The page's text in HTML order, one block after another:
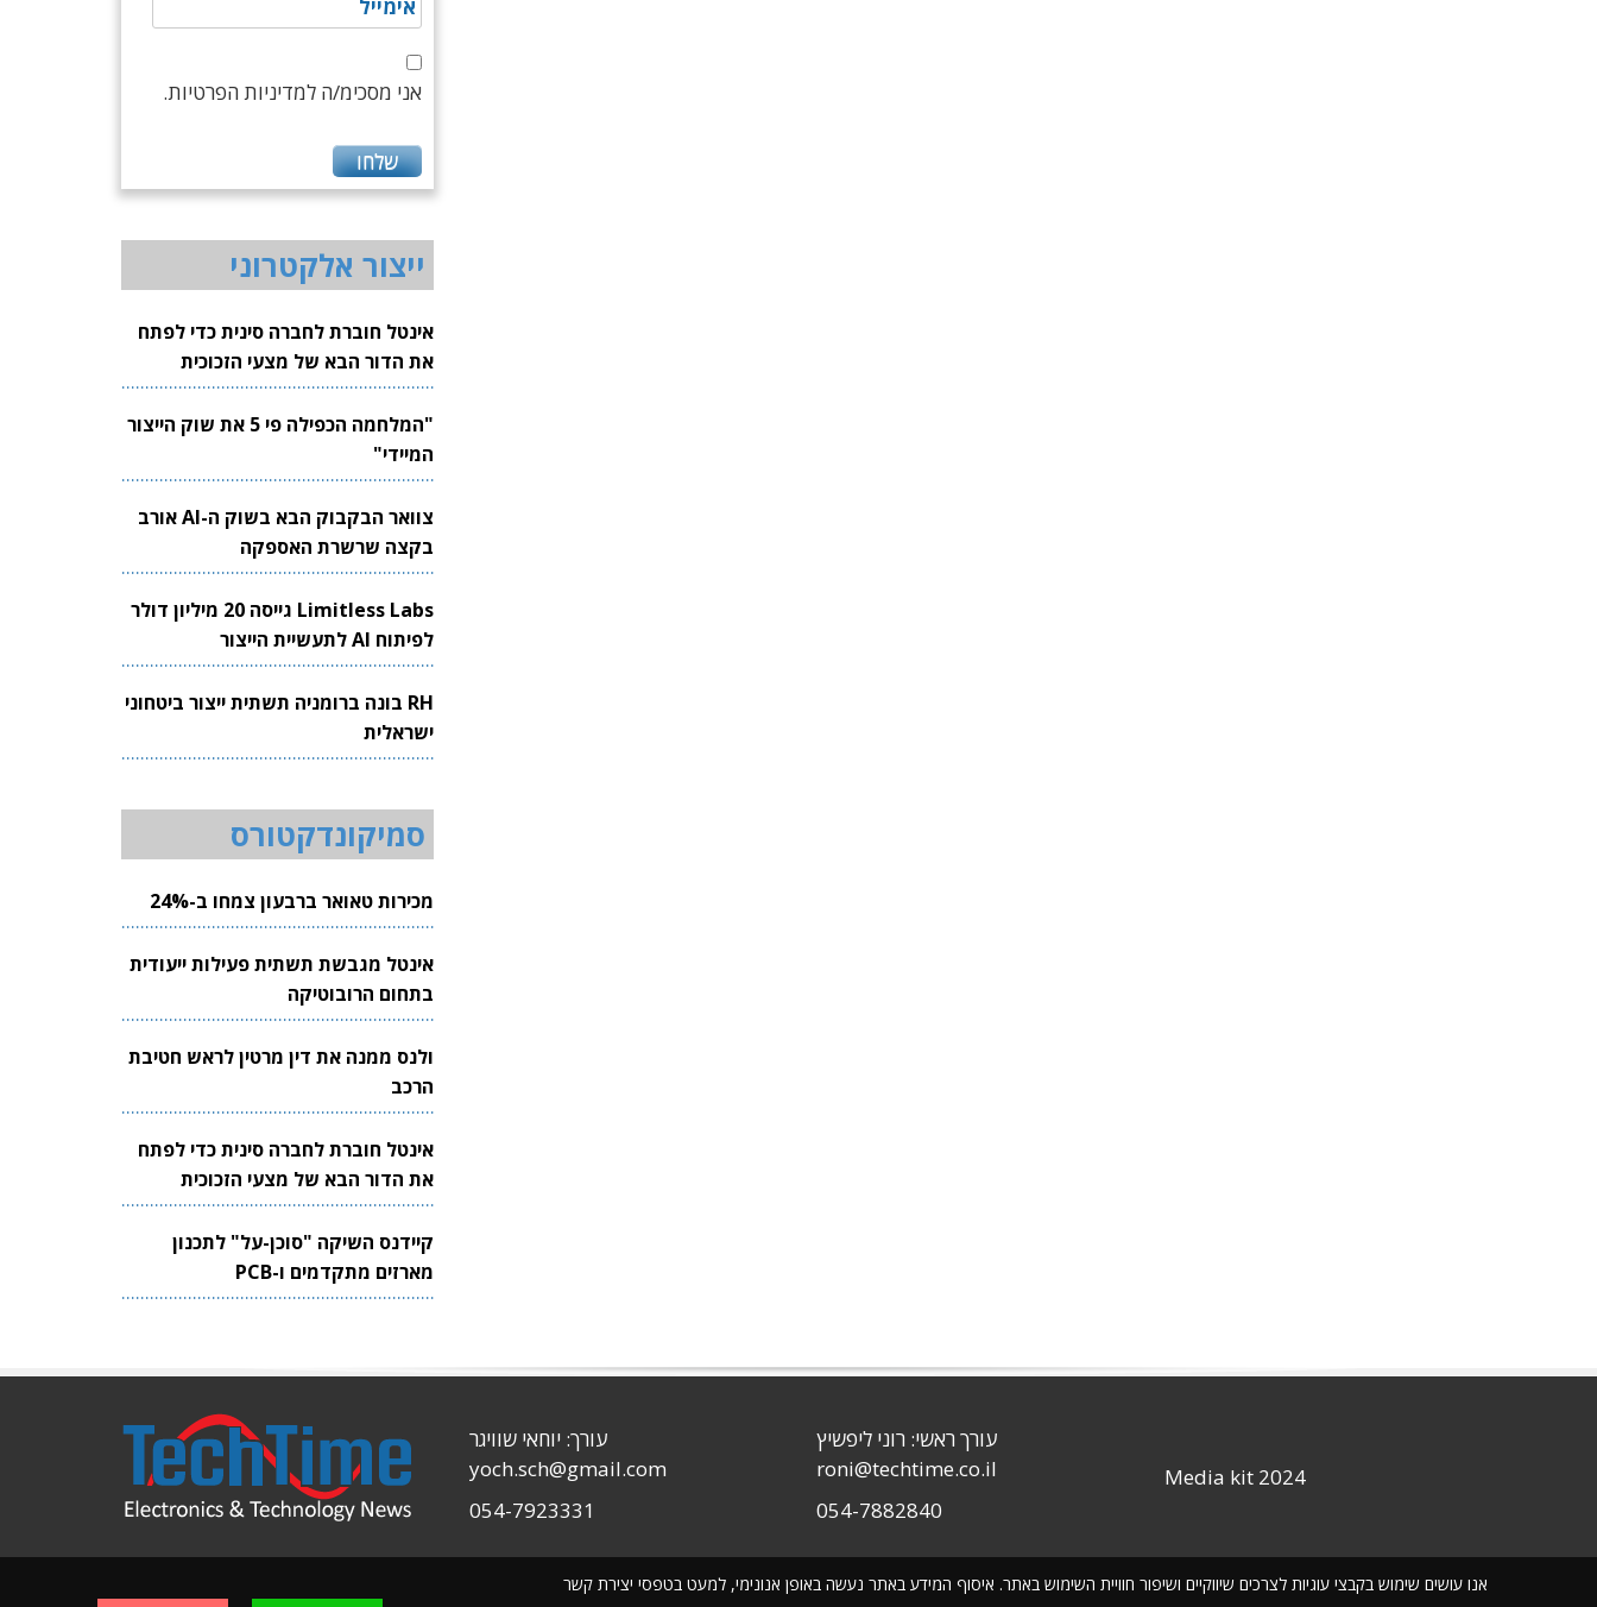
אני מסכימ/ה למדיניות הפרטיות.
ייצור אלקטרוני
אינטל חוברת לחברה סינית כדי לפתח
את הדור הבא של מצעי הזכוכית
לשבבים
"המלחמה הכפילה פי 5 את שוק הייצור
המיידי"
צוואר הבקבוק הבא בשוק ה-AI אורב
בקצה שרשרת האספקה
Limitless Labs גייסה 20 מיליון דולר
לפיתוח AI לתעשיית הייצור
RH בונה ברומניה תשתית ייצור ביטחוני
ישראלית
סמיקונדקטורס
מכירות טאואר ברבעון צמחו ב-24%
אינטל מגבשת תשתית פעילות ייעודית
בתחום הרובוטיקה
ולנס ממנה את דין מרטין לראש חטיבת
הרכב
אינטל חוברת לחברה סינית כדי לפתח
את הדור הבא של מצעי הזכוכית
לשבבים
קיידנס השיקה "סוכן-על" לתכנון
מארזים מתקדמים ו-PCB
אנו עושים שימוש בקבצי עוגיות לצרכים שיווקיים ושיפור חוויית השימוש באתר. איסוף המידע באתר נעשה באופן אנונימי, למעט בטפסי יצירת קשר
Media kit 2024
עורך ראשי: רוני ליפשיץ
roni@techtime.co.il
054-7882840
עורך: יוחאי שוויגר
yoch.sch@gmail.com
054-7923331